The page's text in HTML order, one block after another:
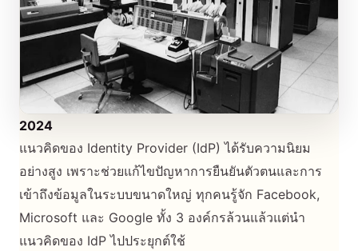
2024
แนวคิดของ Identity Provider (IdP) ได้รับความนิยม
อย่างสูง เพราะช่วยแก้ไขปัญหาการยืนยันตัวตนและการ
เข้าถึงข้อมูลในระบบขนาดใหญ่ ทุกคนรู้จัก Facebook,
Microsoft และ Google ทั้ง 3 องค์กรล้วนแล้วแต่นำ
แนวคิดของ IdP ไปประยุกต์ใช้